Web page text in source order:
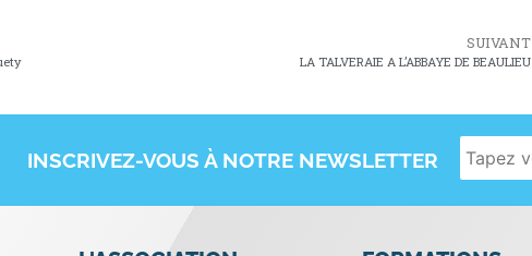
SUIVANT
LA TALVERAIE A L’ABBAYE DE BEAULIEU
INSCRIVEZ-VOUS À NOTRE NEWSLETTER